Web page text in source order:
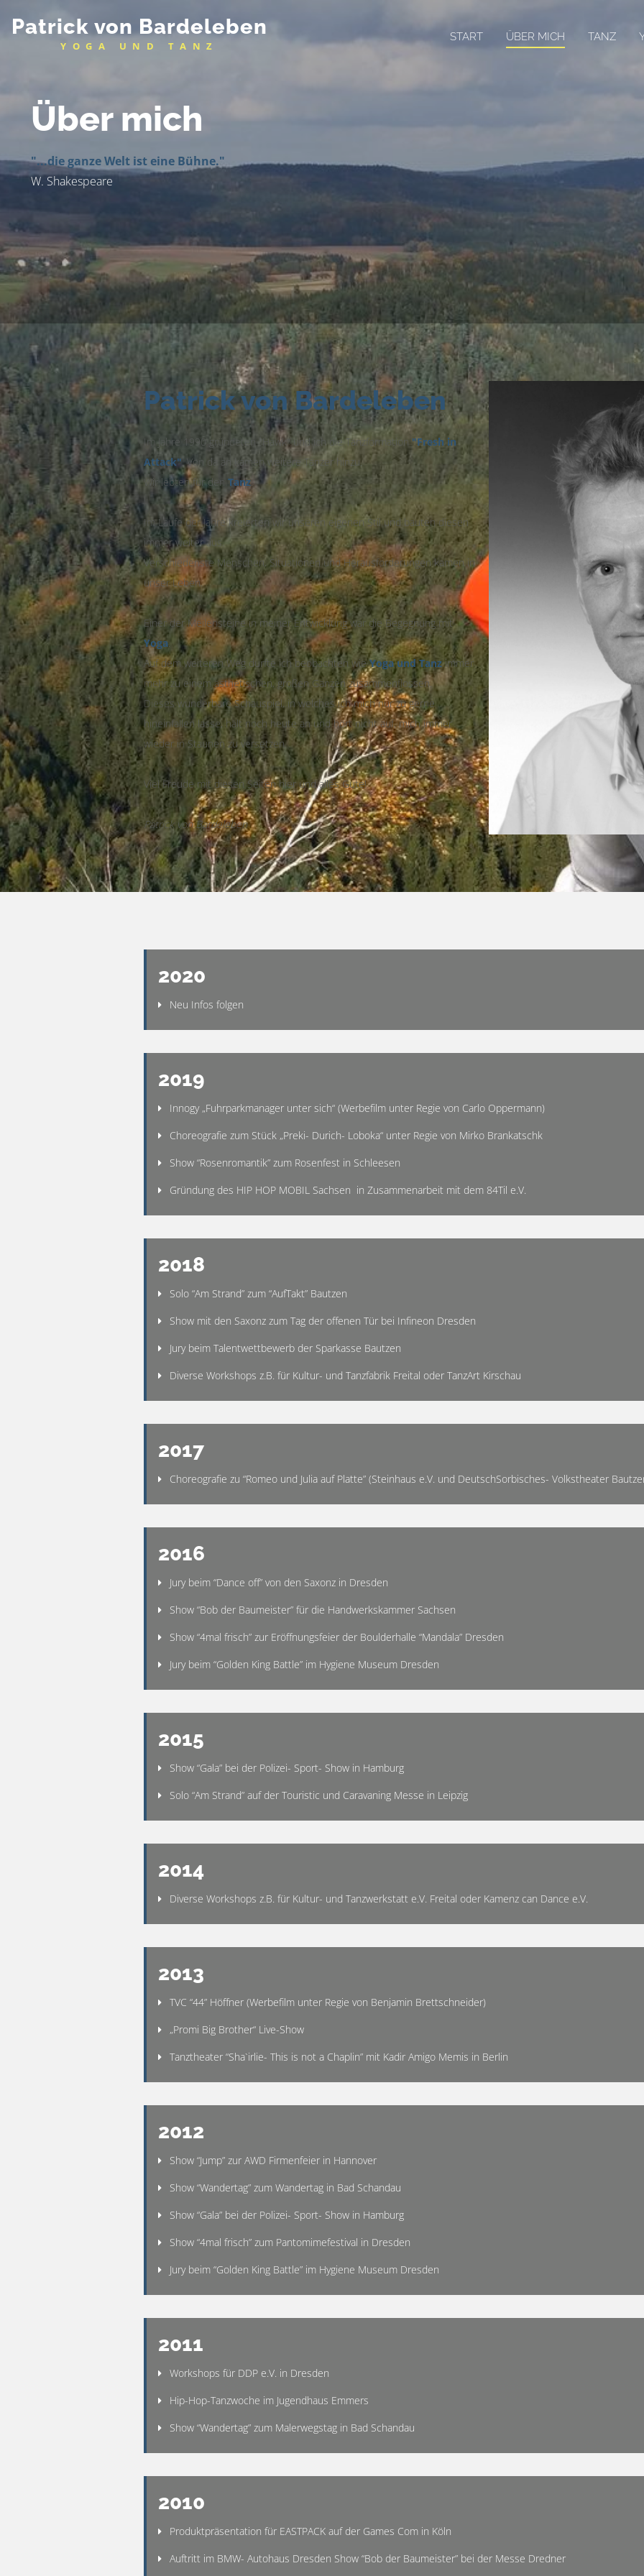
Patrick von Bardeleben
YOGA UND TANZ
START ÜBER MICH TANZ
Über mich
"...die ganze Welt ist eine Bühne."
W. Shakespeare
Patrick von Bardeleben
Im Jahre 1990 gründeten "Hawk" und ich die Tanzformation"Fresh in
Attack". Von da an kamen weitere Tänzer hinzu.
Wir lebten für den Tanz.
Im Laufe der Jahre kreierten wir unseren eigenen Stil und bauten diesen
immer weiter aus.
Verschiedenste Menschen, Situationen und Herausforderungen kamen in
unser Leben.
Einer der Meilensteine in meiner Entwicklung war die Begegnung mit
Yoga.
Auf dem weiteren Weg durfte ich beobachten wieYoga und Tanzimmer
mehr zu einem ästhetischen, großen Ganzen zusammenflossen.
Dieses wunderbare Schauspiel, in welches ich mich nur zu gerne
hineinfallen lasse, hält noch heute an und hört nicht auf, mich immer
wieder in Staunen zu versetzen.
Viel Freude mit diesen Seiten hier und alles Gute!
Patrick von Bardeleben
2020
Neu Infos folgen
2019
Innogy „Fuhrparkmanager unter sich“ (Werbefilm unter Regie von Carlo Oppermann)
Choreografie zum Stück „Preki- Durich- Loboka“ unter Regie von Mirko Brankatschk
Show “Rosenromantik” zum Rosenfest in Schleesen
Gründung des HIP HOP MOBIL Sachsen in Zusammenarbeit mit dem 84Til e.V.
2018
Solo “Am Strand” zum “AufTakt” Bautzen
Show mit den Saxonz zum Tag der offenen Tür bei Infineon Dresden
Jury beim Talentwettbewerb der Sparkasse Bautzen
Diverse Workshops z.B. für Kultur- und Tanzfabrik Freital oder TanzArt Kirschau
2017
Choreografie zu “Romeo und Julia auf Platte” (Steinhaus e.V. und DeutschSorbisches- Volkstheater
2016
Jury beim “Dance off” von den Saxonz in Dresden
Show “Bob der Baumeister” für die Handwerkskammer Sachsen
Show “4mal frisch” zur Eröffnungsfeier der Boulderhalle “Mandala” Dresden
Jury beim “Golden King Battle” im Hygiene Museum Dresden
2015
Show “Gala” bei der Polizei- Sport- Show in Hamburg
Solo “Am Strand” auf der Touristic und Caravaning Messe in Leipzig
2014
Diverse Workshops z.B. für Kultur- und Tanzwerkstatt e.V. Freital oder Kamenz can Dance e.V.
2013
TVC “44” Höffner (Werbefilm unter Regie von Benjamin Brettschneider)
„Promi Big Brother“ Live-Show
Tanztheater “Sha`irlie- This is not a Chaplin” mit Kadir Amigo Memis in Berlin
2012
Show “Jump” zur AWD Firmenfeier in Hannover
Show “Wandertag” zum Wandertag in Bad Schandau
Show “Gala” bei der Polizei- Sport- Show in Hamburg
Show “4mal frisch” zum Pantomimefestival in Dresden
Jury beim “Golden King Battle” im Hygiene Museum Dresden
2011
Workshops für DDP e.V. in Dresden
Hip-Hop-Tanzwoche im Jugendhaus Emmers
Show “Wandertag” zum Malerwegstag in Bad Schandau
2010
Produktpräsentation für EASTPACK auf der Games Com in Köln
Auftritt im BMW- Autohaus Dresden Show “Bob der Baumeister” bei der Messe Dredner